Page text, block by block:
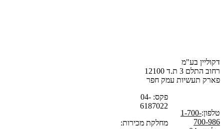
דקוליין בע"מ
רחוב התלם 3 ת.ד 12100
פארק תעשיות עמק חפר
טלפון:1-700-
700-986
פקס: 04-
6187022
מחלקת מכירות: